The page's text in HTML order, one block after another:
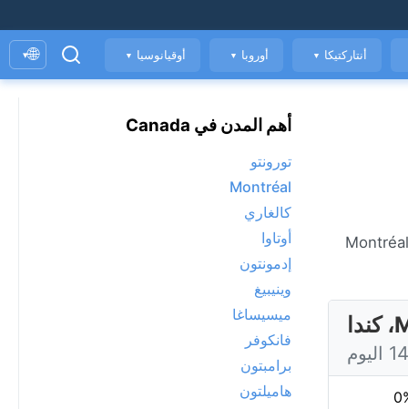
أنتاركتيكا ▼ أوروبا ▼ أوقيانوسيا ▼
🌐
▾
الطقس المباشر في Montréal، حاليًا 29°C مع مشمس. عرض توقعات 7 يومًا، الأحوال الجوية كل ساعة، ومؤشر جودة الهواء. Montréal
أهم المدن في Canada
تورونتو
Montréal
كالغاري
أوتاوا
إدمونتون
وينيبيغ
ميسيساغا
فانكوفر
برامبتون
هاميلتون